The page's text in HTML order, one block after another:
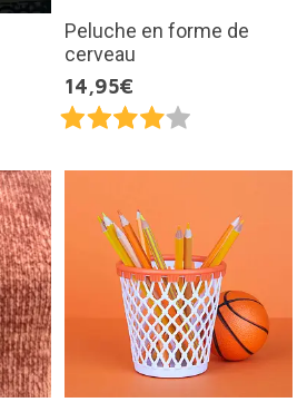
Peluche en forme de
cerveau
14,95€